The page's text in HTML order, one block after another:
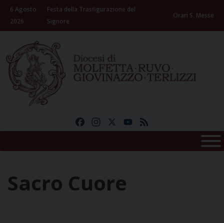
Skip
content
6 Agosto
2026
Festa della Trasfigurazione del
Signore
Orari S. Messe
FacebookInstagramYouTube
Sacro Cuore